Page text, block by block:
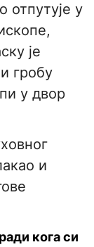
отпутује у
је
гробу
у двор
и
кога си